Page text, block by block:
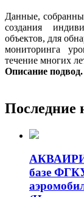
Данные,
создания
объектов, для
мониторинга
течение многих
Описание
Последние
АКВАИРИ
базе